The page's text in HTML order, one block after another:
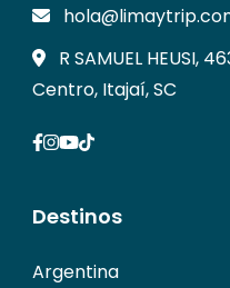
R SAMUEL HEUSI,
Centro, Itajaí, SC
Destinos
Argentina